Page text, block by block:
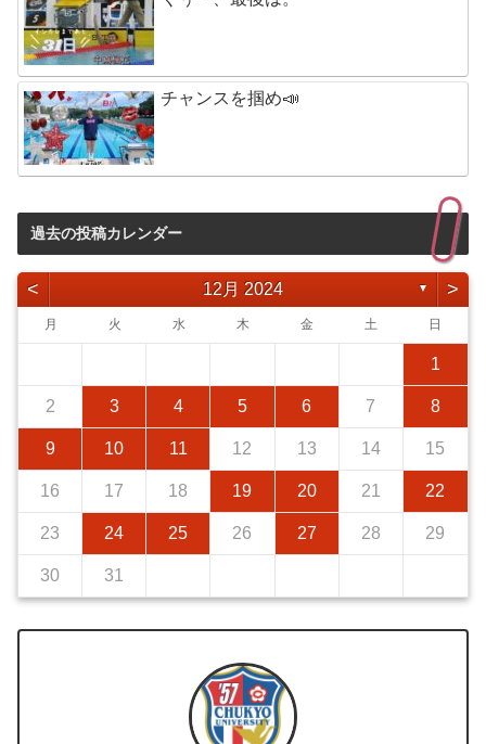
チャンスを掴め📣
過去の投稿カレンダー
< 12月 2024 ▼ >
月 火 水 木 金 土 日
1
2 3 4 5 6 7 8
9 10 11 12 13 14 15
16 17 18 19 20 21 22
23 24 25 26 27 28 29
30 31